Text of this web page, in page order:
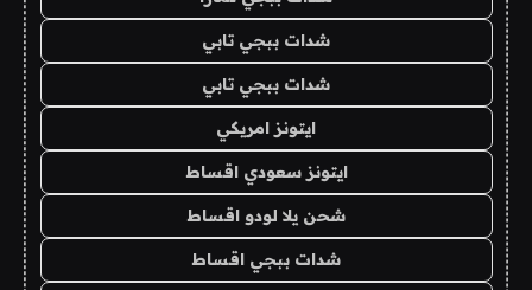
شدات ببجي تابي
شدات ببجي تابي
ايتونز امريكي
ايتونز سعودي اقساط
شحن يلا لودو اقساط
شدات ببجي اقساط